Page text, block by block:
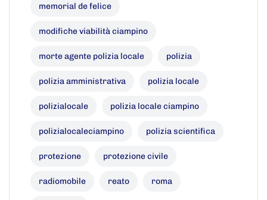
memorial de felice
modifiche viabilità ciampino
morte agente polizia locale polizia
polizia amministrativa polizia locale
polizialocale polizia locale ciampino
polizialocaleciampino polizia scientifica
protezione protezione civile
radiomobile reato roma